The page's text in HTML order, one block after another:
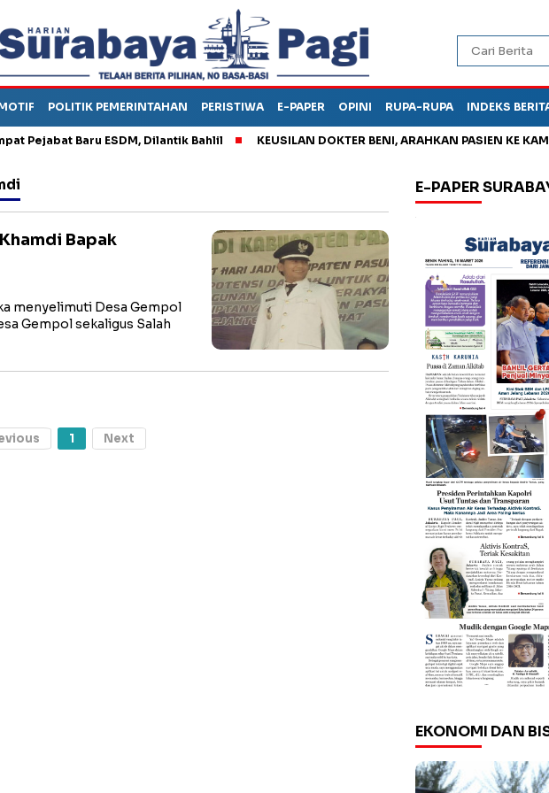
POLITIK PEMERINTAHAN PERISTIWA E-PAPER OPINI RUPA-RUPA INDEKS
Baru ESDM, Dilantik Bahlil KEUSILAN DOKTER BENI, ARAHKAN PASIEN KE KAMAR
Bapak
menyelimuti Desa Gempol
Gempol sekaligus Salah
1 Next
E-PAPER
EKONOMI DAN